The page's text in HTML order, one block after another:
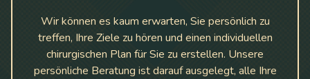
Wir können es kaum erwarten, Sie persönlich zu
treffen, Ihre Ziele zu hören und einen individuellen
chirurgischen Plan für Sie zu erstellen. Unsere
persönliche Beratung ist darauf ausgelegt, alle Ihre